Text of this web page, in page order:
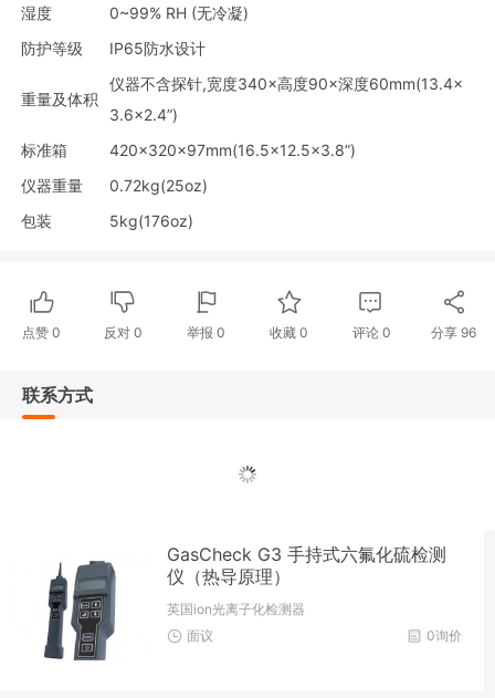
湿度
0~99% RH (无冷凝)
防护等级
IP65防水设计
重量及体积
仪器不含探针,宽度340×高度90×深度60mm(13.4×
3.6×2.4”)
标准箱
420×320×97mm(16.5×12.5×3.8”)
仪器重量
0.72kg(25oz)
包装
5kg(176oz)
点赞 0 反对0 举报 0 收藏 0 评论 0 分享96
联系方式
GasCheck G3 手持式六氟化硫检测
仪（热导原理）
英国ion光离子化检测器
0询价
面议